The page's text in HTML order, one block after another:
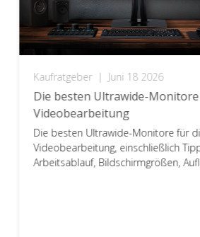
Kaufratgeber | Juni 18 2026
Die besten Ultrawide-
Videobearbeitung
Die besten Ultrawide-Monitore für
Videobearbeitung, einschließlich
Arbeitsablauf, Bildschirmgrößen,